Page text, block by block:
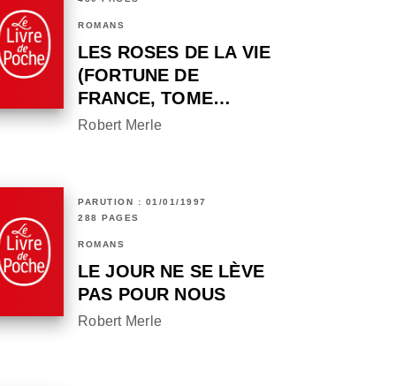
ROMANS
LES ROSES DE LA VIE
(FORTUNE DE
FRANCE, TOME…
Robert Merle
PARUTION : 01/01/1997
288 PAGES
ROMANS
LE JOUR NE SE LÈVE
PAS POUR NOUS
Robert Merle